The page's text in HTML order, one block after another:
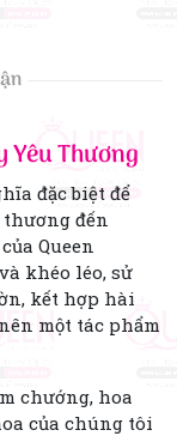
Yêu Thương
đặc biệt để
đến
Queen
khéo léo, sử
kết hợp hài
một tác phẩm
chướng, hoa
của chúng tôi